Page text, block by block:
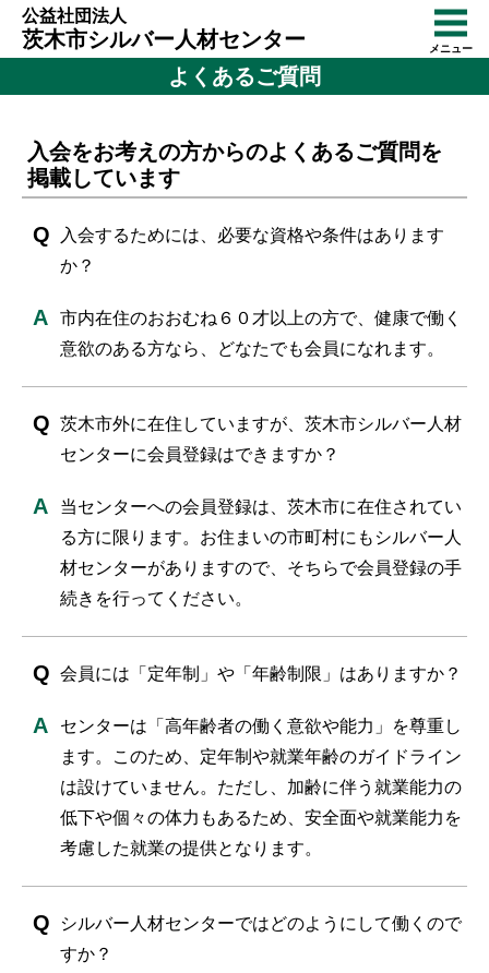
公益社団法人
茨木市シルバー人材センター メニュー
よくあるご質問
入会をお考えの方からのよくあるご質問を
掲載しています
入会するためには、必要な資格や条件はあります
か？
市内在住のおおむね６０才以上の方で、健康で働く
意欲のある方なら、どなたでも会員になれます。
茨木市外に在住していますが、茨木市シルバー人材
センターに会員登録はできますか？
当センターへの会員登録は、茨木市に在住されてい
る方に限ります。お住まいの市町村にもシルバー人
材センターがありますので、そちらで会員登録の手
続きを行ってください。
会員には「定年制」や「年齢制限」はありますか？
センターは「高年齢者の働く意欲や能力」を尊重し
ます。このため、定年制や就業年齢のガイドライン
は設けていません。ただし、加齢に伴う就業能力の
低下や個々の体力もあるため、安全面や就業能力を
考慮した就業の提供となります。
シルバー人材センターではどのようにして働くので
すか？